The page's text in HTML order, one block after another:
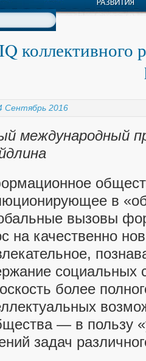
коллективного
Сентябрь 2016
международный
в
вызовы
на качественно
социальных
более
— в пользу
задач